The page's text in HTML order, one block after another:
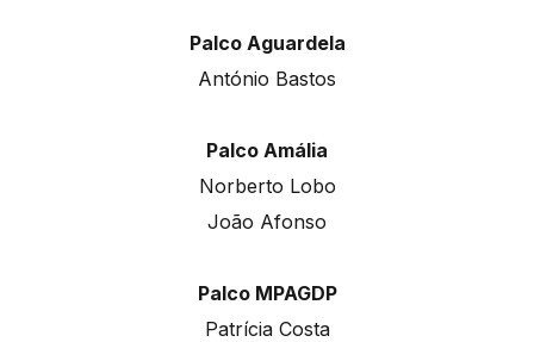
Palco Aguardela
António Bastos
Palco Amália
Norberto Lobo
João Afonso
Palco MPAGDP
Patrícia Costa